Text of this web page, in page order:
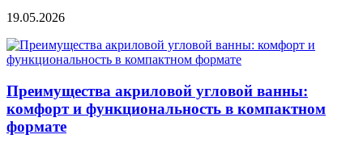
19.05.2026
Преимущества акриловой угловой ванны:
комфорт и функциональность в компактном
формате